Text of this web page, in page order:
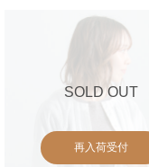
SOLD OUT
再入荷受付